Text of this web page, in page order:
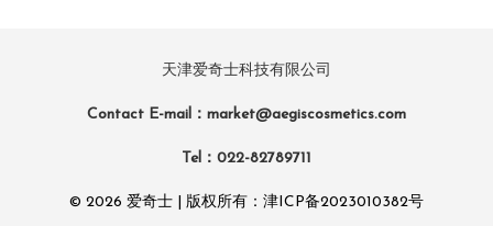
天津爱奇士科技有限公司
Contact E-mail：market@aegiscosmetics.com
Tel：022-82789711
© 2026 爱奇士 | 版权所有： 津ICP备2023010382号